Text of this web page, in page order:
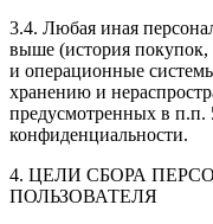
3.4. Любая иная
выше (история покупок,
и операционные
хранению и
предусмотренных в
конфиденциальности.
4. ЦЕЛИ СБОРА
ПОЛЬЗОВАТЕЛЯ